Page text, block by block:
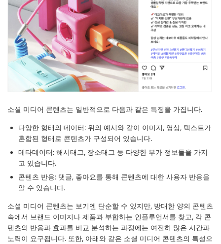
소셜 미디어 콘텐츠는 일반적으로 다음과 같은 특징을 가집니다.
다양한 형태의 데이터: 위의 예시와 같이 이미지, 영상, 텍스트가
혼합된 형태로 콘텐츠가 구성되어 있습니다.
메타데이터: 해시태그, 장소태그 등 다양한 부가 정보들을 가지
고 있습니다.
콘텐츠 반응: 댓글, 좋아요를 통해 콘텐츠에 대한 사용자 반응을
알 수 있습니다.
소셜 미디어 콘텐츠는 보기엔 단순할 수 있지만, 방대한 양의 콘텐츠
속에서 브랜드 이미지나 제품과 부합하는 인플루언서를 찾고, 각 콘
텐츠의 반응과 효과를 비교 분석하는 과정에는 여전히 많은 시간과
노력이 요구됩니다. 또한, 아래와 같은 소셜 미디어 콘텐츠의 특성으